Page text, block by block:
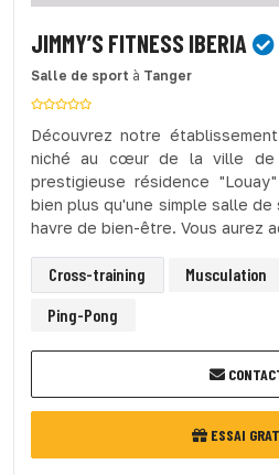
JIMMY’S FITNESS IBERIA
Salle de sport à Tanger
Découvrez notre
niché au cœur de la ville de
prestigieuse résidence
bien plus qu'une simple salle
havre de bien-être. Vous aurez
Cross-training Musculation
Ping-Pong
ESSAI